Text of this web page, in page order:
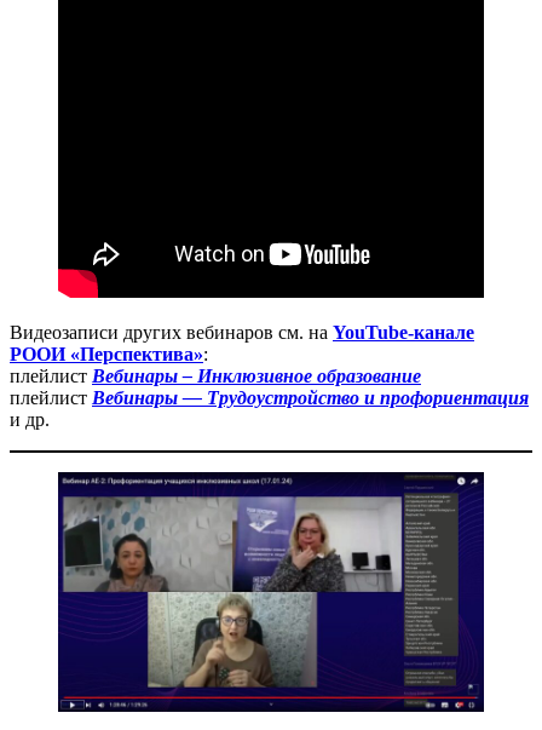
Видеозаписи других вебинаров см. на YouTube-канале
РООИ «Перспектива»:
плейлист Вебинары – Инклюзивное образование
плейлист Вебинары — Трудоустройство и профориентация
и др.